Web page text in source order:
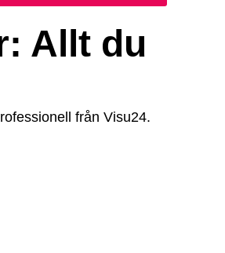
Allt du
från Visu24.